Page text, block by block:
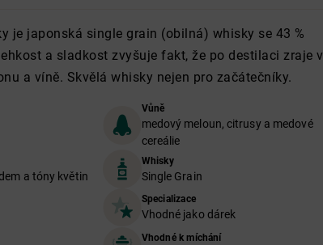
je japonská single grain (obilná) whisky se 43 %
a sladkost zvyšuje fakt, že po destilaci zraje v
a víně. Skvělá whisky nejen pro začátečníky.
Vůně
medový meloun, citrusy a medové
cereálie
a tóny květin
Whisky
Single Grain
Specializace
Vhodné jako dárek
Vhodné k míchání